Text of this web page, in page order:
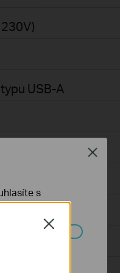
USB-A
Close
s
Close